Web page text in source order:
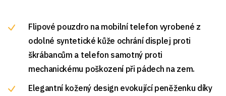
Flipové pouzdro na mobilní telefon vyrobené z
odolné syntetické kůže ochrání displej proti
škrábancům a telefon samotný proti
mechanickému poškození při pádech na zem.
Elegantní kožený design evokující peněženku díky